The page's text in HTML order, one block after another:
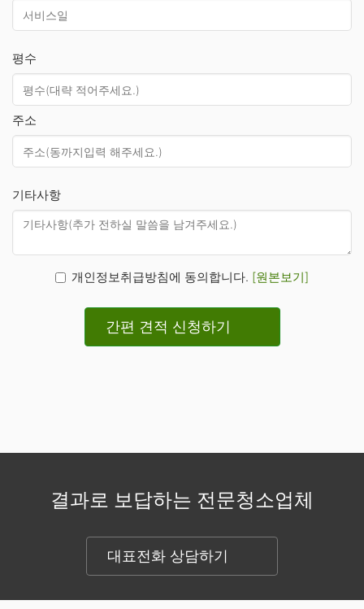
평수
주소
기타사항
개인정보취급방침에 동의합니다. [원본보기]
간편 견적 신청하기
결과로 보답하는 전문청소업체
대표전화 상담하기